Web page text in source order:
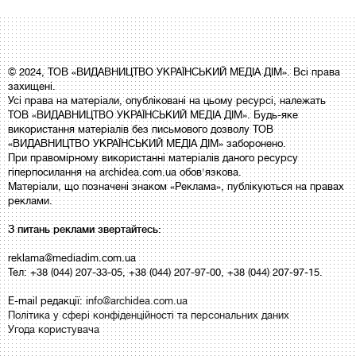
© 2024, ТОВ «ВИДАВНИЦТВО УКРАЇНСЬКИЙ МЕДІА ДІМ». Всі права
захищені.
Усі права на матеріали, опубліковані на цьому ресурсі, належать
ТОВ «ВИДАВНИЦТВО УКРАЇНСЬКИЙ МЕДІА ДІМ». Будь-яке
використання матеріалів без письмового дозволу ТОВ
«ВИДАВНИЦТВО УКРАЇНСЬКИЙ МЕДІА ДІМ» заборонено.
При правомірному використанні матеріалів даного ресурсу
гіперпосилання на archidea.com.ua обов'язкова.
Матеріали, що позначені знаком «Реклама», публікуються на правах
реклами.
З питань реклами звертайтесь:
reklama@mediadim.com.ua
Тел: +38 (044) 207-33-05, +38 (044) 207-97-00, +38 (044) 207-97-15.
E-mail редакції:info@archidea.com.ua
Політика у сфері конфіденційності та персональних даних
Угода користувача